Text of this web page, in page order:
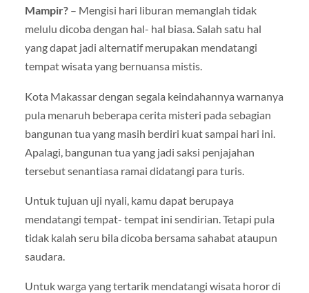
Mampir?– Mengisi hari liburan memanglah tidak
melulu dicoba dengan hal- hal biasa. Salah satu hal
yang dapat jadi alternatif merupakan mendatangi
tempat wisata yang bernuansa mistis.
Kota Makassar dengan segala keindahannya warnanya
pula menaruh beberapa cerita misteri pada sebagian
bangunan tua yang masih berdiri kuat sampai hari ini.
Apalagi, bangunan tua yang jadi saksi penjajahan
tersebut senantiasa ramai didatangi para turis.
Untuk tujuan uji nyali, kamu dapat berupaya
mendatangi tempat- tempat ini sendirian. Tetapi pula
tidak kalah seru bila dicoba bersama sahabat ataupun
saudara.
Untuk warga yang tertarik mendatangi wisata horor di